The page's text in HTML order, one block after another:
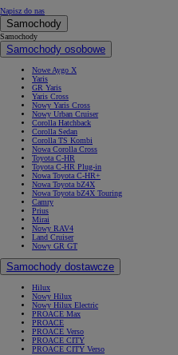
Napisz do nas
Samochody
Samochody
Samochody osobowe
Nowe Aygo X
Yaris
GR Yaris
Yaris Cross
Nowy Yaris Cross
Nowy Urban Cruiser
Corolla Hatchback
Corolla Sedan
Corolla TS Kombi
Nowa Corolla Cross
Toyota C-HR
Toyota C-HR Plug-in
Nowa Toyota C-HR+
Nowa Toyota bZ4X
Nowa Toyota bZ4X Touring
Camry
Prius
Mirai
Nowy RAV4
Land Cruiser
Nowy GR GT
Samochody dostawcze
Hilux
Nowy Hilux
Nowy Hilux Electric
PROACE Max
PROACE
PROACE Verso
PROACE CITY
PROACE CITY Verso